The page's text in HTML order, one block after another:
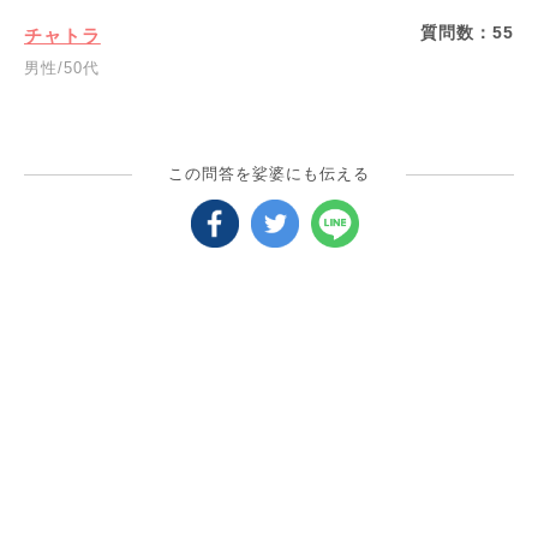
チャトラ
男性/50代
質問数：55
この問答を娑婆にも伝える